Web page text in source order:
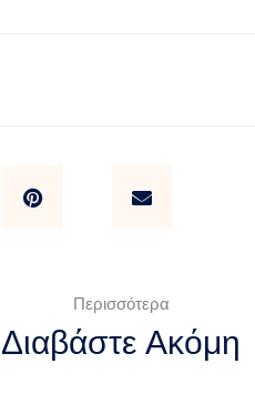
Περισσότερα
Διαβάστε Ακόμη